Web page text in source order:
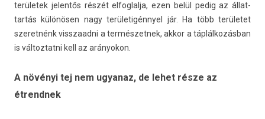
területek jelen­tős részét el­foglal­ja, ezen belül pedig az állat­
tartás különösen nagy területigénnyel jár. Ha több területet
szeret­nénk visszaad­ni a ter­mészet­nek, akkor a táplálkozásban
is vál­toztat­ni kell az arányokon.
A növényi tej nem ugyanaz, de lehet része az
étrendnek